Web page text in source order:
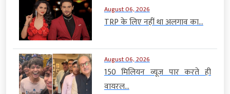
August 06, 2026
TRP के लिए नहीं था अलगाव का...
August 06, 2026
150 मिलियन व्यूज पार करते ही
वायरल...